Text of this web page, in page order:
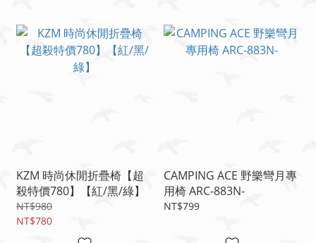
KZM 時尚休閒折疊椅【超
殺特價780】【紅/黑/綠】
NT$980
NT$780
CAMPING ACE 野樂彎月專
用椅 ARC-883N-
NT$799